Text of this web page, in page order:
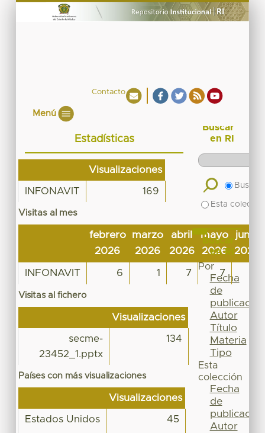
Contacto
Menú
Estadísticas
Visualizaciones
INFONAVIT 169
Visitas al mes
febrero
2026
marzo
2026
abril
2026
mayo
2026
junio
2026
INFONAVIT 6 1 7 7
Visitas al fichero
Visualizaciones
secme-
23452_1.pptx
134
Países con más visualizaciones
Visualizaciones
Estados Unidos 45
Buscar
en RI
Buscar
Esta
Buscar
en RI
Por
Fecha
de
publicación
Autor
Título
Materia
Tipo
Esta
colección
Fecha
de
publicación
Autor